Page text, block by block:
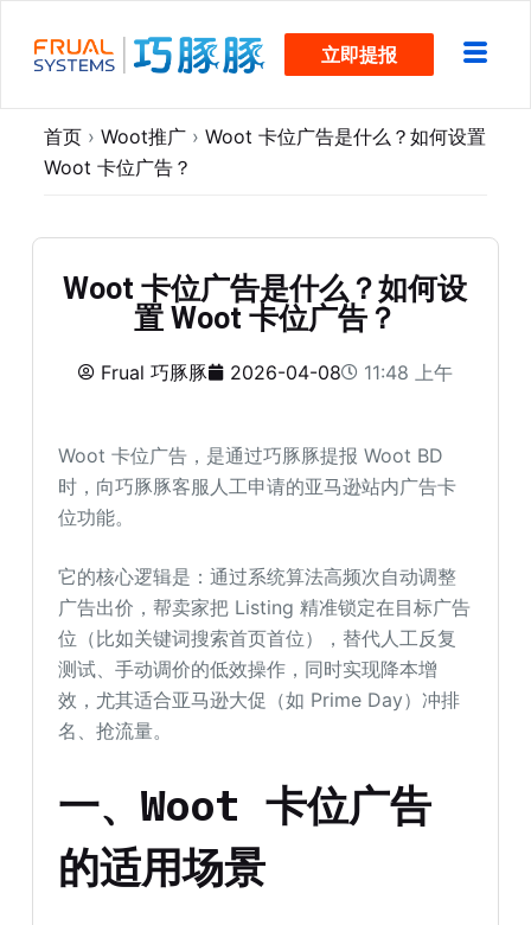
过
立即提报
首页 › Woot推广 › Woot 卡位广告是什么？如何设置
Woot 卡位广告？
Woot 卡位广告是什么？如何设
置 Woot 卡位广告？
Frual 巧豚豚 2026-04-08 11:48 上午
Woot 卡位广告，是通过巧豚豚提报 Woot BD
时，向巧豚豚客服人工申请的亚马逊站内广告卡
位功能。
它的核心逻辑是：通过系统算法高频次自动调整
广告出价，帮卖家把 Listing 精准锁定在目标广告
位（比如关键词搜索首页首位），替代人工反复
测试、手动调价的低效操作，同时实现降本增
效，尤其适合亚马逊大促（如 Prime Day）冲排
名、抢流量。
一、Woot 卡位广告
的适用场景